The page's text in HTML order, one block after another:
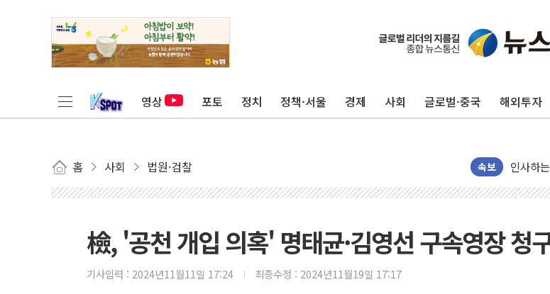
영상 포토 정치 정책·서울 경제 사회 글로벌·중국 해외투자
홈 사회 법원·검찰 속보
인천 합
[속보]
이번주
美, 이
강릉·
檢, '공천 개입 의혹' 명태균·김영선 구속영장 청
기사입력 : 2024년11월11일 17:24 최종수정 : 2024년11월19일 17:17